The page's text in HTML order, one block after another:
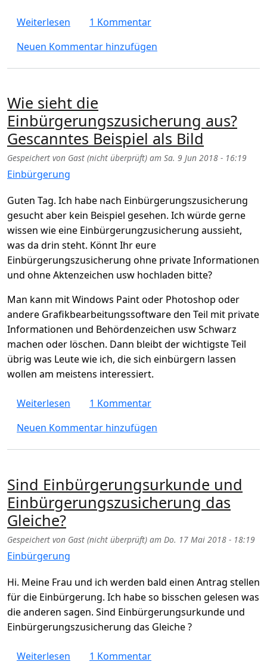
Weiterlesen über Wie lange noch dauert die
1 Kommentar
Neuen Kommentar hinzufügen
Wie sieht die
Einbürgerungszusicherung aus?
Gescanntes Beispiel als Bild
Gespeichert von Gast (nicht überprüft) am Sa. 9 Jun 2018 - 16:19
Einbürgerung
Guten Tag. Ich habe nach Einbürgerungszusicherung
gesucht aber kein Beispiel gesehen. Ich würde gerne
wissen wie eine Einbürgerungzusicherung aussieht,
was da drin steht. Könnt Ihr eure
Einbürgerungszusicherung ohne private Informationen
und ohne Aktenzeichen usw hochladen bitte?
Man kann mit Windows Paint oder Photoshop oder
andere Grafikbearbeitungssoftware den Teil mit private
Informationen und Behördenzeichen usw Schwarz
machen oder löschen. Dann bleibt der wichtigste Teil
übrig was Leute wie ich, die sich einbürgern lassen
wollen am meistens interessiert.
Weiterlesen über Wie sieht die
1 Kommentar
Neuen Kommentar hinzufügen
Sind Einbürgerungsurkunde und
Einbürgerungszusicherung das
Gleiche?
Gespeichert von Gast (nicht überprüft) am Do. 17 Mai 2018 - 18:19
Einbürgerung
Hi. Meine Frau und ich werden bald einen Antrag stellen
für die Einbürgerung. Ich habe so bisschen gelesen was
die anderen sagen. Sind Einbürgerungsurkunde und
Einbürgerungszusicherung das Gleiche ?
Weiterlesen über Sind Einbürgerungsurkunde und
1 Kommentar